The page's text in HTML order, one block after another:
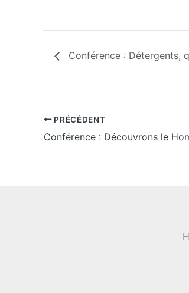
Conférence : Détergents,
PRÉCÉDENT
Conférence : Découvrons le